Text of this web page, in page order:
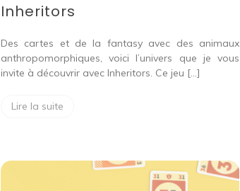
Inheritors
Des cartes et de la fantasy avec des animaux
anthropomorphiques, voici l’univers que je vous
invite à découvrir avec Inheritors. Ce jeu […]
Lire la suite